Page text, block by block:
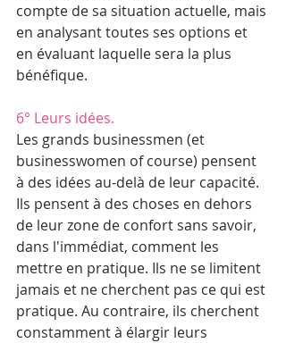
compte de sa situation actuelle, mais
en analysant toutes ses options et
en évaluant laquelle sera la plus
bénéfique.
6° Leurs idées.
Les grands businessmen (et
businesswomen of course) pensent
à des idées au-delà de leur capacité.
Ils pensent à des choses en dehors
de leur zone de confort sans savoir,
dans l'immédiat, comment les
mettre en pratique. Ils ne se limitent
jamais et ne cherchent pas ce qui est
pratique. Au contraire, ils cherchent
constamment à élargir leurs